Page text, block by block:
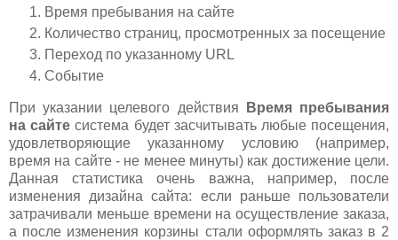
Время пребывания на сайте
Количество страниц, просмотренных за посещение
Переход по указанному URL
Событие
При указании целевого действия
Время пребывания
на сайте система будет засчитывать любые посещения,
удовлетворяющие указанному условию (например,
время на сайте - не менее минуты) как достижение цели.
Данная статистика очень важна, например, после
изменения дизайна сайта: если раньше пользователи
затрачивали меньше времени на осуществление заказа,
а после изменения корзины стали оформлять заказ в 2